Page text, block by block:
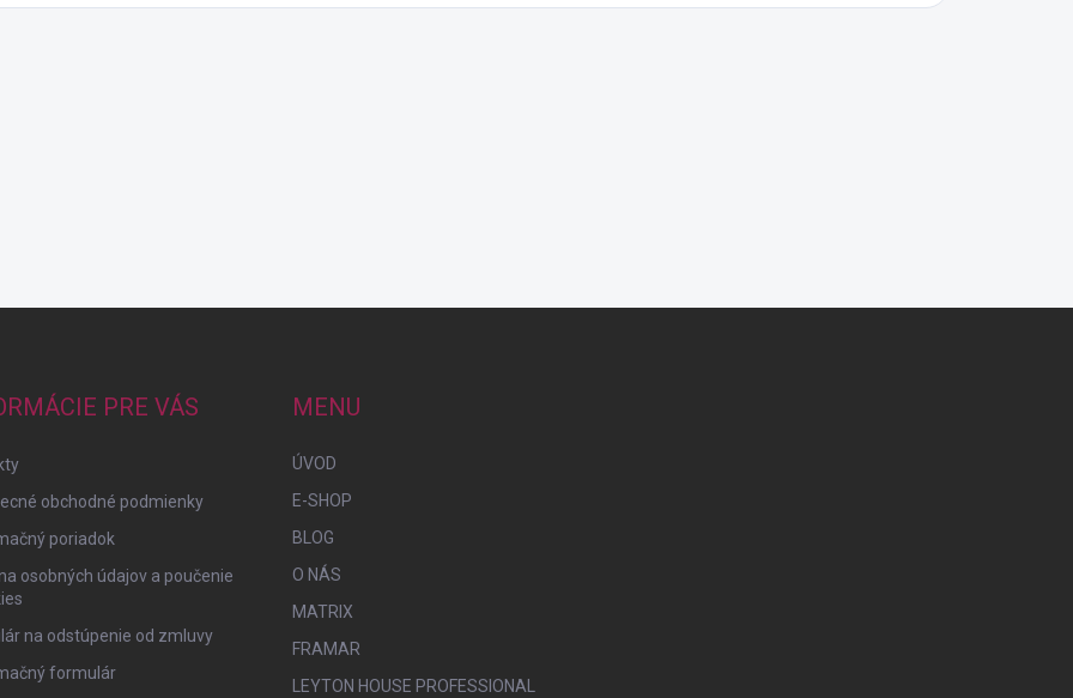
PRE VÁS
obchodné podmienky
poriadok
osobných údajov a poučenie
na odstúpenie od zmluvy
formulár
MENU
ÚVOD
E-SHOP
BLOG
O NÁS
MATRIX
FRAMAR
LEYTON HOUSE PROFESSIONAL